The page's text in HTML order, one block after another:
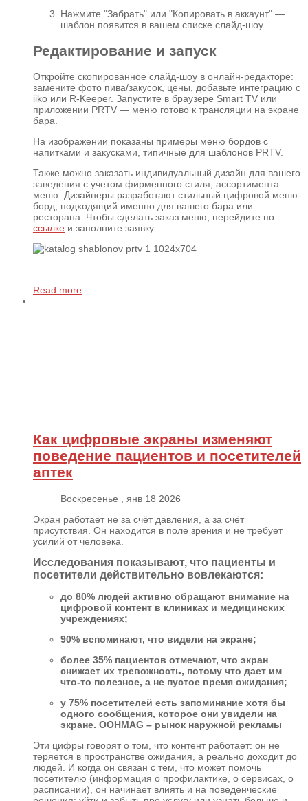
Нажмите "Забрать" или "Копировать в аккаунт" —
шаблон появится в вашем списке слайд-шоу.
Редактирование и запуск
Откройте скопированное слайд-шоу в онлайн-редакторе:
замените фото пива/закусок, цены, добавьте интеграцию с
iiko или R-Keeper. Запустите в браузере Smart TV или
приложении PRTV — меню готово к трансляции на экране
бара.
На изображении показаны примеры меню бордов с
напитками и закусками, типичные для шаблонов PRTV.
Также можно заказать индивидуальный дизайн для вашего
заведения с учетом фирменного стиля, ассортимента
меню. Дизайнеры разработают стильный цифровой меню-
борд, подходящий именно для вашего бара или
ресторана. Чтобы сделать заказ меню, перейдите по
ссылке и заполните заявку.
Read more
Как цифровые экраны изменяют
поведение пациентов и посетителей
аптек
Воскресенье , янв 18 2026
Экран работает не за счёт давления, а за счёт
присутствия. Он находится в поле зрения и не требует
усилий от человека.
Исследования показывают, что пациенты и
посетители действительно вовлекаются:
до 80% людей активно обращают внимание на
цифровой контент в клиниках и медицинских
учреждениях;
90% вспоминают, что видели на экране;
более 35% пациентов отмечают, что экран
снижает их тревожность, потому что дает им
что-то полезное, а не пустое время ожидания;
у 75% посетителей есть запоминание хотя бы
одного сообщения, которое они увидели на
экране. OOHMAG – рынок наружной рекламы
Эти цифры говорят о том, что контент работает: он не
теряется в пространстве ожидания, а реально доходит до
людей. И когда он связан с тем, что может помочь
посетителю (информация о профилактике, о сервисах, о
расписании), он начинает влиять и на поведенческие